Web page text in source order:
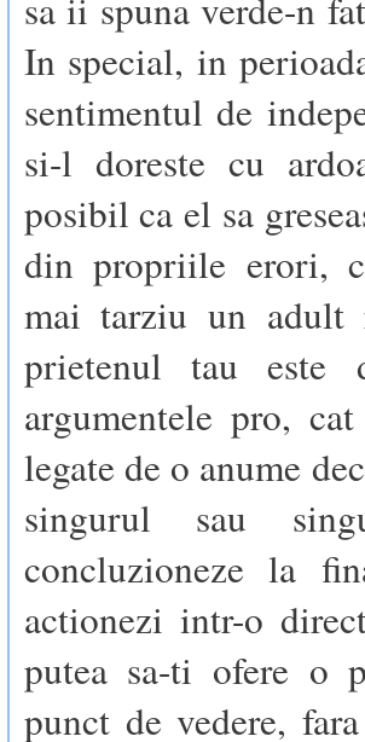
In special, in
sentimentul de
si-l doreste cu
posibil ca el sa
din propriile erori,
mai tarziu un adult
prietenul tau este
argumentele pro,
legate de o anume
singurul sau
concluzioneze la
actionezi intr-o
putea sa-ti ofere o
punct de vedere,